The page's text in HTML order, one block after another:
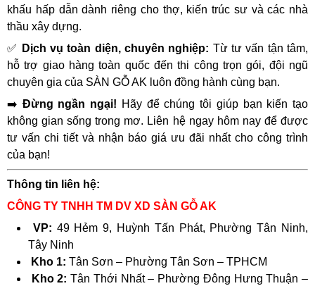
khấu hấp dẫn dành riêng cho thợ, kiến trúc sư và các nhà
thầu xây dựng.
✅
Dịch vụ toàn diện, chuyên nghiệp: Từ tư vấn tận tâm,
hỗ trợ giao hàng toàn quốc đến thi công trọn gói, đội ngũ
chuyên gia của SÀN GỖ AK luôn đồng hành cùng bạn.
➡️ Đừng ngần ngại! Hãy để chúng tôi giúp bạn kiến tạo
không gian sống trong mơ. Liên hệ ngay hôm nay để được
tư vấn chi tiết và nhận báo giá ưu đãi nhất cho công trình
của bạn!
Thông tin liên hệ:
CÔNG TY TNHH TM DV XD SÀN GỖ AK
VP: 49 Hẻm 9, Huỳnh Tấn Phát, Phường Tân Ninh,
Tây Ninh
Kho 1: Tân Sơn – Phường Tân Sơn – TPHCM
Kho 2: Tân Thới Nhất – Phường Đông Hưng Thuận –